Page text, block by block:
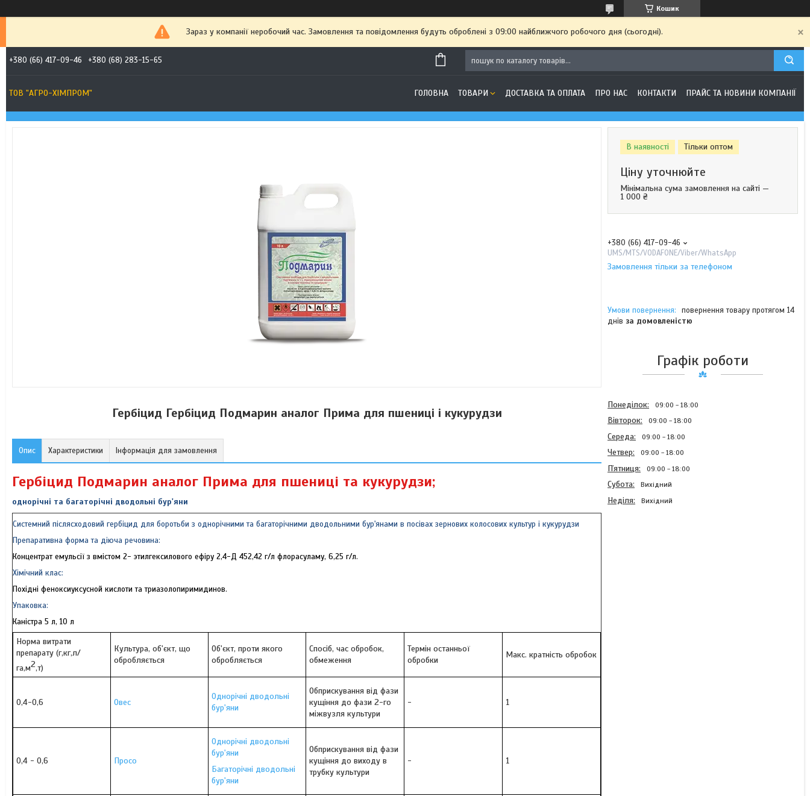
Кошик
Зараз у компанії неробочий час. Замовлення та повідомлення будуть оброблені з 09:00 найближчого робочого дня (сьогодні).
+380 (66) 417-09-46 +380 (68) 283-15-65
ТОВ "АГРО-ХІМПРОМ" ГОЛОВНА ТОВАРИ ДОСТАВКА ТА ОПЛАТА ПРО НАС КОНТАКТИ ПРАЙС ТА НОВИНИ КОМПАНІЇ
Гербіцид Гербіцид Подмарин аналог Прима для пшениці і кукурудзи
Опис Характеристики Інформація для замовлення
Гербіцид Подмарин аналог Прима для пшениці та кукурудзи;
однорічні та багаторічні дводольні бур'яни
Системний післясходовий гербіцид для боротьби з однорічними та багаторічними дводольними бур'янами в посівах зернових колосових культур і кукурудзи
Препаративна форма та діюча речовина:
Концентрат емульсії з вмістом 2- этилгексилового ефіру 2,4-Д 452,42 г/л флорасуламу, 6,25 г/л.
Хімічний клас:
Похідні феноксиуксусной кислоти та триазолопиримидинов.
Упаковка:
Каністра 5 л, 10 л
Норма витрати
препарату (г,кг,л/
га,м2,т)
Культура, об'єкт, що
обробляється
Об'єкт, проти якого
обробляється
Спосіб, час обробок,
обмеження
Термін останньої
обробки
Макс. кратність обробок
0,4-0,6 Овес
Однорічні дводольні
бур'яни
Обприскування від фази
кущіння до фази 2-го
міжвузля культури
- 1
0,4 - 0,6 Просо
Однорічні дводольні
бур'яни
Багаторічні дводольні
бур'яни
Обприскування від фази
кущіння до виходу в
трубку культури
- 1
В наявності Тільки оптом
Ціну уточнюйте
Мінімальна сума замовлення на сайті —
1 000 ₴
+380 (66) 417-09-46
UMS/MTS/VODAFONE/Viber/WhatsApp
Замовлення тільки за телефоном
повернення товару протягом 14
днів за домовленістю
Графік роботи
Понеділок 09:00 18:00
Вівторок 09:00 18:00
Середа 09:00 18:00
Четвер 09:00 18:00
Пʼятниця 09:00 18:00
Субота Вихідний
Неділя Вихідний